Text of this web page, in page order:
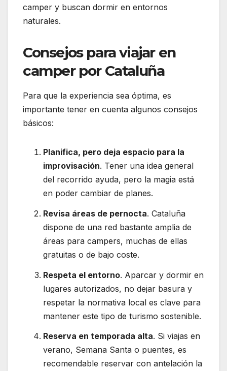
camper y buscan dormir en entornos
naturales.
Consejos para viajar en
camper por Cataluña
Para que la experiencia sea óptima, es
importante tener en cuenta algunos consejos
básicos:
Planifica, pero deja espacio para la
improvisación. Tener una idea general
del recorrido ayuda, pero la magia está
en poder cambiar de planes.
Revisa áreas de pernocta. Cataluña
dispone de una red bastante amplia de
áreas para campers, muchas de ellas
gratuitas o de bajo coste.
Respeta el entorno. Aparcar y dormir en
lugares autorizados, no dejar basura y
respetar la normativa local es clave para
mantener este tipo de turismo sostenible.
Reserva en temporada alta. Si viajas en
verano, Semana Santa o puentes, es
recomendable reservar con antelación la